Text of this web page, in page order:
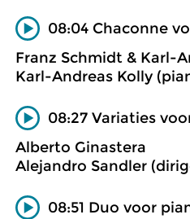
08:04 Chaconne
Franz Schmidt & Karl-
Karl-Andreas Kolly
08:27 Variaties
Alberto Ginastera
Alejandro Sandler
08:51 Duo voor